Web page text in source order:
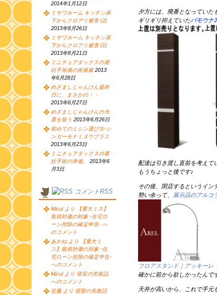
夕方には、廃番となっていた
ギリギリ抑えていたパモウナ
配達は引き渡し直前を考えて
もうちょっと後です♪
その後、閉店するというイン
勢い余って、 展示品のアルコ
フロアスタンド｜アッキー
確かに前から欲しかったん
天井が高いから、これで手元
2014年1月12日
ミサワホーム キッチン床
下からクロアリ被害 (2)
2013年8月26日
ミサワホーム キッチン床
下からクロアリ被害 (1)
2013年8月21日
ミニチュアダックスの避
妊手術後の術後服 2013
年6月28日
めざましじゃんけん最終
日に、まさかの・・
2013年6月27日
めざましじゃんけんの当
選を狙う 2013年6月26日
初めてのミシン選び方-シ
ンガーモナミヌウプラス
2013年6月23日
ミニチュアダックスの避
妊手術の準備。
2013年6
月3日
コメントRSS
Micul より 【重大ミス】
取得対価の対象 -住宅ロ
ーン控除の確定申告- へ
のコメント
あかね より 【重大ミ
ス】取得対価の対象 -住
宅ローン控除の確定申告-
へのコメント
Micul より 寝室の失敗話
へのコメント
近藤 より 寝室の失敗話